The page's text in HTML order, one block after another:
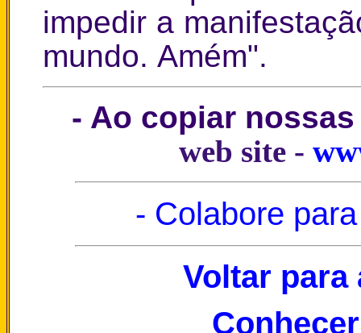
impedir a
mundo. Amém".
- Ao copiar
web site -
- Colabore
Voltar para